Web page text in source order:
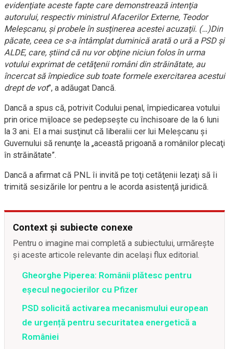
evidenţiate aceste fapte care demonstrează intenţia
autorului, respectiv ministrul Afacerilor Externe, Teodor
Meleşcanu, şi probele în susţinerea acestei acuzaţii. (…)Din
păcate, ceea ce s-a întâmplat duminică arată o ură a PSD şi
ALDE, care, ştiind că nu vor obţine niciun folos în urma
votului exprimat de cetăţenii români din străinătate, au
încercat să împiedice sub toate formele exercitarea acestui
drept de vot”, a adăugat Dancă.
Dancă a spus că, potrivit Codului penal, împiedicarea votului
prin orice mijloace se pedepseşte cu închisoare de la 6 luni
la 3 ani. El a mai susţinut că liberalii cer lui Meleşcanu şi
Guvernului să renunţe la „această prigoană a românilor plecaţi
în străinătate”.
Dancă a afirmat că PNL îi invită pe toţi cetăţenii lezaţi să îi
trimită sesizările lor pentru a le acorda asistenţă juridică.
Context și subiecte conexe
Pentru o imagine mai completă a subiectului, urmărește
și aceste articole relevante din același flux editorial.
Gheorghe Piperea: Românii plătesc pentru
eșecul negocierilor cu Pfizer
PSD solicită activarea mecanismului european
de urgență pentru securitatea energetică a
României